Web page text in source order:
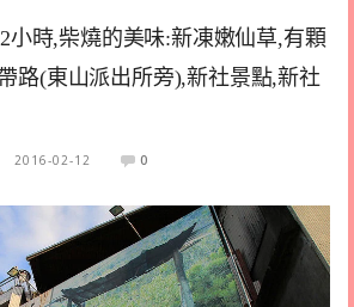
小時,柴燒的美味:新凍嫩仙草,有顆
路(東山派出所旁),新社景點,新社
2016-02-12 0